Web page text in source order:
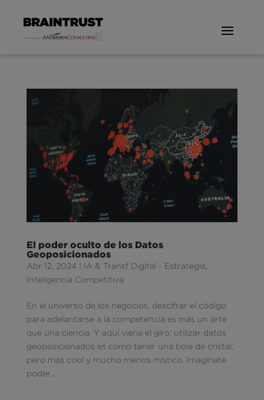
El poder oculto de los Datos
Geoposicionados
Abr 12, 2024| IA & Transf Digital - Estrategia
Inteligencia Competitiva
En el universo de los negocios, descifrar el código
para adelantarse a la competencia es más un arte
que una ciencia. Y aquí viene el giro: utilizar datos
geoposicionados es como tener una bola de cristal,
pero más cool y mucho menos místico. Imagínate
poder...